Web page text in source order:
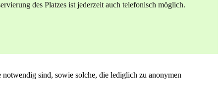
des Platzes ist jederzeit auch telefonisch möglich.
sind, sowie solche, die lediglich zu anonymen